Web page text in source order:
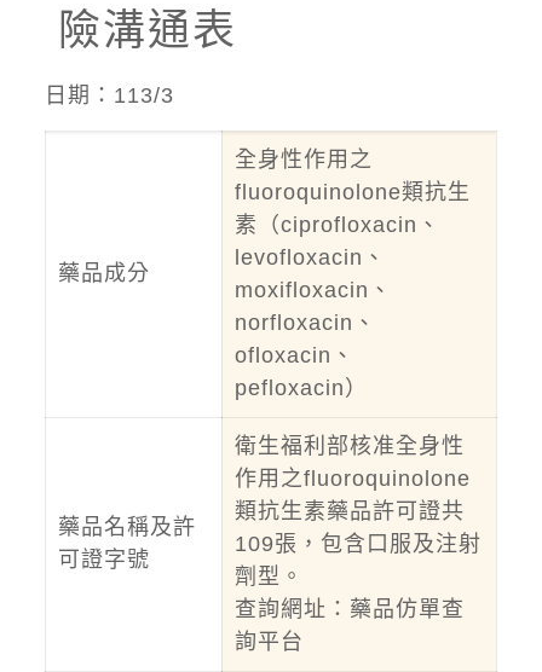
險溝通表
日期：113/3
藥品成分
全身性作用之
fluoroquinolone類抗生
素（ciprofloxacin、
levofloxacin、
moxifloxacin、
norfloxacin、
ofloxacin、
pefloxacin）
藥品名稱及許
可證字號
衛生福利部核准全身性
作用之fluoroquinolone
類抗生素藥品許可證共
109張，包含口服及注射
劑型。
查詢網址： 藥品仿單查
詢平台